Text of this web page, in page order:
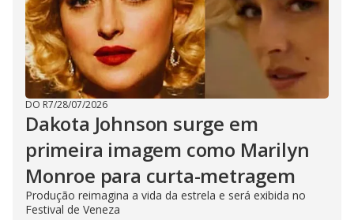
DO R7/28/07/2026
Dakota Johnson surge em
primeira imagem como Marilyn
Monroe para curta-metragem
Produção reimagina a vida da estrela e será exibida no
Festival de Veneza